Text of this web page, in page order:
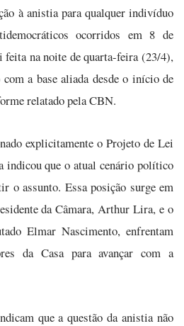
à anistia para qualquer indivíduo
ocorridos em 8 de
feita na noite de quarta-feira (23/4),
a base aliada desde o início de
relatado pela CBN.
explicitamente o Projeto de Lei
indicou que o atual cenário político
o assunto. Essa posição surge em
da Câmara, Arthur Lira, e o
Elmar Nascimento, enfrentam
da Casa para avançar com a
que a questão da anistia não